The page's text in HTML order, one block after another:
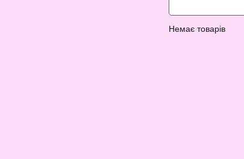
Немає товарів